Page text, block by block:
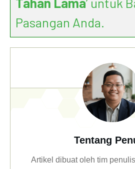
Pasangan Anda.
Tentang
Artikel dibuat oleh tim